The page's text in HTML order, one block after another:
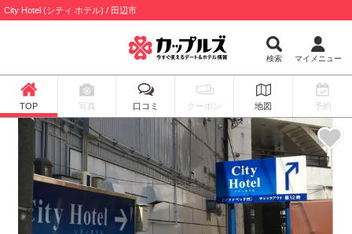
City Hotel (シティ ホテル) / 田辺市
検索 マイメニュー
TOP 写真 口コミ クーポン 地図 予約